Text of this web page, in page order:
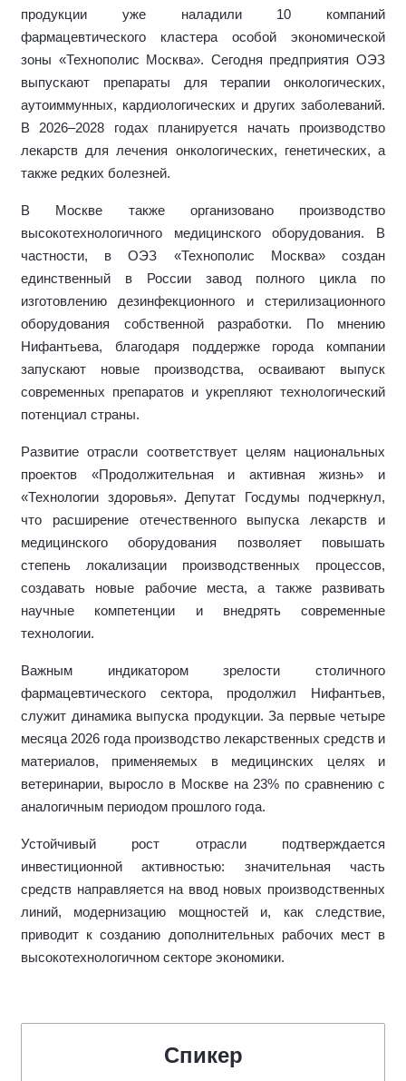
продукции уже наладили 10 компаний
фармацевтического кластера особой экономической
зоны «Технополис Москва». Сегодня предприятия ОЭЗ
выпускают препараты для терапии онкологических,
аутоиммунных, кардиологических и других заболеваний.
В 2026–2028 годах планируется начать производство
лекарств для лечения онкологических, генетических, а
также редких болезней.
В Москве также организовано производство
высокотехнологичного медицинского оборудования. В
частности, в ОЭЗ «Технополис Москва» создан
единственный в России завод полного цикла по
изготовлению дезинфекционного и стерилизационного
оборудования собственной разработки. По мнению
Нифантьева, благодаря поддержке города компании
запускают новые производства, осваивают выпуск
современных препаратов и укрепляют технологический
потенциал страны.
Развитие отрасли соответствует целям национальных
проектов «Продолжительная и активная жизнь» и
«Технологии здоровья». Депутат Госдумы подчеркнул,
что расширение отечественного выпуска лекарств и
медицинского оборудования позволяет повышать
степень локализации производственных процессов,
создавать новые рабочие места, а также развивать
научные компетенции и внедрять современные
технологии.
Важным индикатором зрелости столичного
фармацевтического сектора, продолжил Нифантьев,
служит динамика выпуска продукции. За первые четыре
месяца 2026 года производство лекарственных средств и
материалов, применяемых в медицинских целях и
ветеринарии, выросло в Москве на 23% по сравнению с
аналогичным периодом прошлого года.
Устойчивый рост отрасли подтверждается
инвестиционной активностью: значительная часть
средств направляется на ввод новых производственных
линий, модернизацию мощностей и, как следствие,
приводит к созданию дополнительных рабочих мест в
высокотехнологичном секторе экономики.
Спикер